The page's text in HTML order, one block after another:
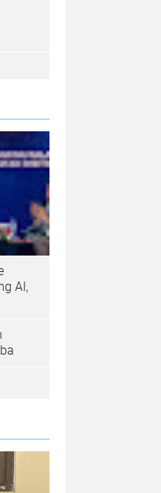
AI,